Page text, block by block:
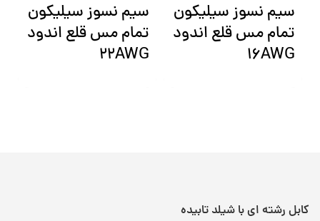
سیم نسوز سیلیکون
تمام مس قلع اندود
16AWG
سیم نسوز سیلیکون
تمام مس قلع اندود
22AWG
کابل رشته ای با شیلد تابیده